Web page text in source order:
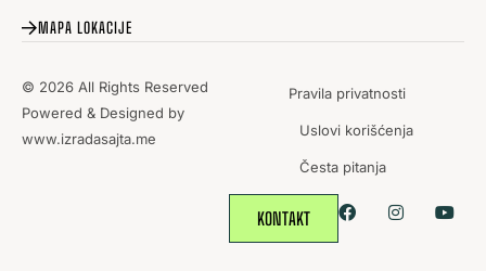
MAPA LOKACIJE
© 2026 All Rights Reserved
Powered & Designed by
www.izradasajta.me
Pravila privatnosti
Uslovi korišćenja
Česta pitanja
KONTAKT